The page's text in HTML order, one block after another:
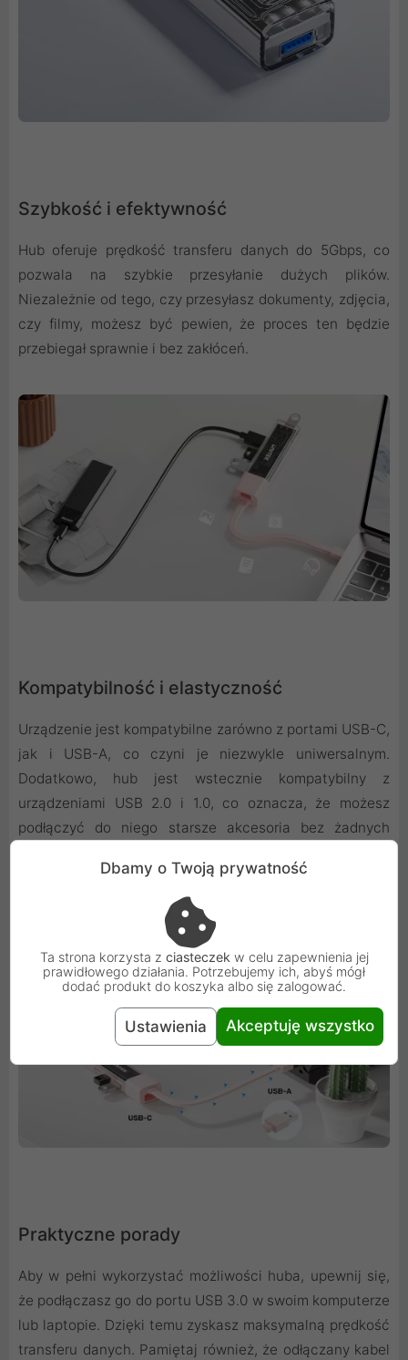
Szybkość i efektywność
Hub oferuje prędkość transferu danych do 5Gbps, co
pozwala na szybkie przesyłanie dużych plików.
Niezależnie od tego, czy przesyłasz dokumenty, zdjęcia,
czy filmy, możesz być pewien, że proces ten będzie
przebiegał sprawnie i bez zakłóceń.
Kompatybilność i elastyczność
Urządzenie jest kompatybilne zarówno z portami USB-C,
jak i USB-A, co czyni je niezwykle uniwersalnym.
Dodatkowo, hub jest wstecznie kompatybilny z
urządzeniami USB 2.0 i 1.0, co oznacza, że możesz
podłączyć do niego starsze akcesoria bez żadnych
Praktyczne porady
Aby w pełni wykorzystać możliwości huba, upewnij się,
że podłączasz go do portu USB 3.0 w swoim komputerze
lub laptopie. Dzięki temu zyskasz maksymalną prędkość
transferu danych. Pamiętaj również, że odłączany kabel
Dbamy o Twoją prywatność
Ta strona korzysta z ciasteczekw celu zapewnienia jej
prawidłowego działania. Potrzebujemy ich, abyś mógł
dodać produkt do koszyka albo się zalogować.
Ustawienia Akceptuję wszystko